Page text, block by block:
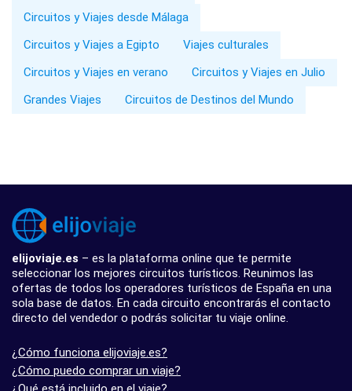
Circuitos y Viajes desde Málaga
Circuitos y Viajes a Egipto
Viajes culturales
Circuitos y Viajes en verano
Circuitos y Viajes en Julio
Grandes Viajes
Circuitos de Destinos del Mundo
elijoviaje.es – es la plataforma online que te permite
seleccionar los mejores circuitos turísticos. Reunimos las
ofertas de todos los operadores turísticos de España en una
sola base de datos. En cada circuito encontrarás el contacto
directo del vendedor o podrás solicitar tu viaje online.
¿Cómo funciona elijoviaje.es?
¿Cómo puedo comprar un viaje?